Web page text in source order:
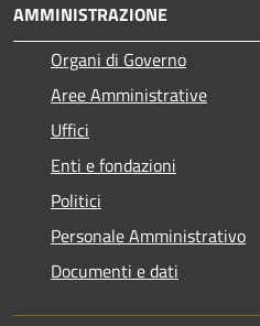
AMMINISTRAZIONE
Organi di Governo
Aree Amministrative
Uffici
Enti e fondazioni
Politici
Personale Amministrativo
Documenti e dati